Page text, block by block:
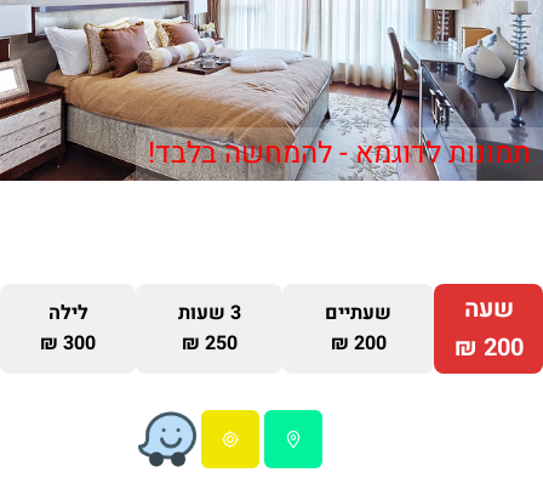
תמונות לדוגמא - להמחשה בלבד!
שעה
200 ₪
שעתיים
200 ₪
3 שעות
250 ₪
לילה
300 ₪